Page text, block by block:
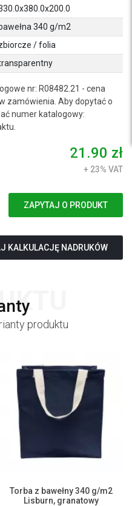
bawełna 340 g/m2
/ folia
nr: R08482.21 - cena
zamówienia. Aby dopytać o
numer katalogowy:
21.90 zł
+ 23% VAT
ZAPYTAJ O PRODUKT
KALKULACJĘ NADRUKÓW
produktu
Torba z bawełny 340 g/m2
Lisburn, granatowy